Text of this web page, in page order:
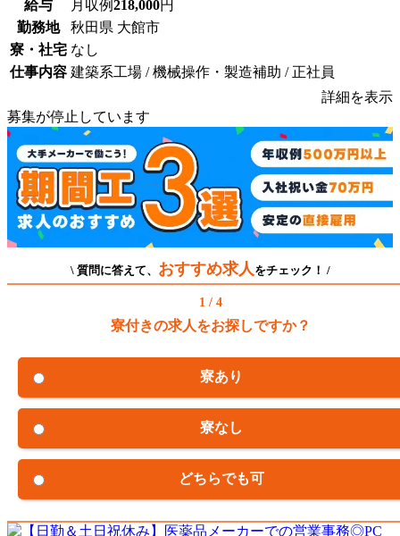
給与 月収例218,000円
勤務地
秋田県 大館市
寮・社宅 なし
仕事内容 建築系工場 / 機械操作・製造補助 / 正社員
詳細を表示
募集が停止しています
\ 質問に答えて、 おすすめ求人 をチェック！ /
1 / 4
寮付きの求人をお探しですか？
寮あり
寮なし
どちらでも可